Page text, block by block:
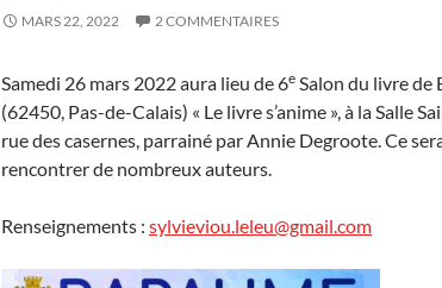
MARS 22, 2022 2 COMMENTAIRES
Samedi 26 mars 2022 aura lieu de 6e Salon du livre de
(62450, Pas-de-Calais) « Le livre s’anime », à la Salle
rue des casernes, parrainé par Annie Degroote. Ce
rencontrer de nombreux auteurs.
Renseignements : sylvieviou.leleu@gmail.com